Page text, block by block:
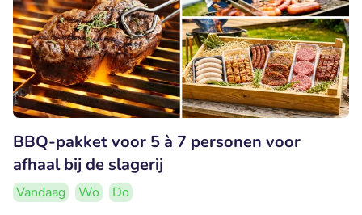
BBQ-pakket voor 5 à 7 personen voor
afhaal bij de slagerij
Vandaag Wo
Do